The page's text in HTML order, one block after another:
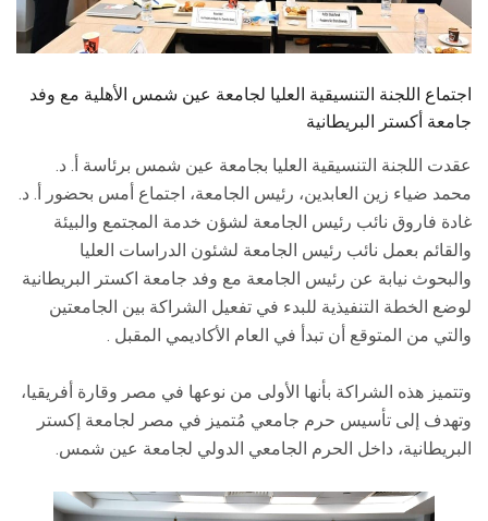
الزائـرون
اجتماع اللجنة التنسيقية العليا لجامعة عين شمس الأهلية مع وفد
جامعة أكستر البريطانية
عقدت اللجنة التنسيقية العليا بجامعة عين شمس برئاسة أ. د.
محمد ضياء زين العابدين، رئيس الجامعة، اجتماع أمس بحضور أ. د.
غادة فاروق نائب رئيس الجامعة لشؤن خدمة المجتمع والبيئة
والقائم بعمل نائب رئيس الجامعة لشئون الدراسات العليا
والبحوث نيابة عن رئيس الجامعة مع وفد جامعة اكستر البريطانية
لوضع الخطة التنفيذية للبدء في تفعيل الشراكة بين الجامعتين
والتي من المتوقع أن تبدأ في العام الأكاديمي المقبل .
وتتميز هذه الشراكة بأنها الأولى من نوعها في مصر وقارة أفريقيا،
وتهدف إلى تأسيس حرم جامعي مُتميز في مصر لجامعة إكستر
البريطانية، داخل الحرم الجامعي الدولي لجامعة عين شمس.